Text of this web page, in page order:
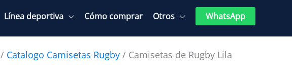
Línea deportiva Cómo comprar Otros WhatsApp
/ Catalogo Camisetas Rugby / Camisetas de Rugby Lila